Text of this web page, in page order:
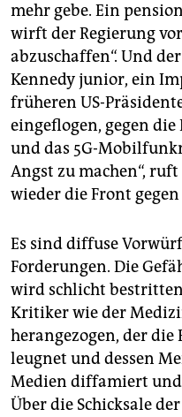
mehr gebe. Ein
wirft der Regierung
abzuschaffen“. Und
Kennedy junior, ein
früheren US-
eingeflogen, gegen
und das 5G-
Angst zu machen“,
wieder die Front
Es sind diffuse
Forderungen. Die
wird schlicht
Kritiker wie der
herangezogen, der
leugnet und dessen
Medien diffamiert und
Über die Schicksale